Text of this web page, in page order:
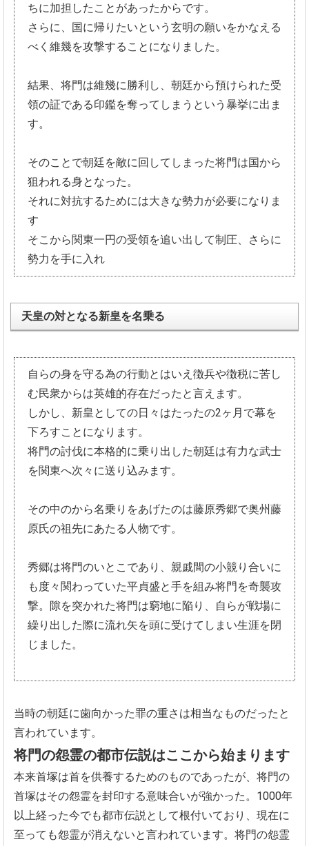
ちに加担したこ とがあったからです。
さらに、 国に帰りたいという玄明の願いをかなえる
べく維幾を攻撃すること になりました。
結果、将門は維幾に勝利し、 朝廷から預けられた受
領の証である印鑑を奪ってしまうという暴挙に出ま
す。
そのことで朝廷を敵に回してしまった将門は国から
狙われる身となった。
それに対抗するためには大きな勢力が必要になりま
す
そこから関東一円の受領を追い出して制圧、さらに
勢力を手に入れ
天皇の対となる新皇を名乗る
自らの身を守る為の行動とはいえ徴兵や徴税に苦し
む民衆からは英雄的存在だったと言えます。
しかし、 新皇としての日々はたったの2ヶ月で幕を
下ろすことになります。
将門の討伐に本格的に乗り出した朝廷は有力な武士
を関東へ次々に送り込みます。
その中のから名乗りをあげたのは藤原秀郷で奥州藤
原氏の祖先にあたる人物です。
秀郷は将門のいとこであり、 親戚間の小競り合いに
も度々関わっていた平貞盛と手を組み将門を奇襲攻
撃。隙を突かれた将門は窮地に陥り、
自らが戦場に
繰り出した際に流れ矢を頭に受けてしまい生涯を閉
じ ました。
当時の朝廷に歯向かった罪の重さは相当なものだったと
言われています。
将門の怨霊の都市伝説はここから始まります
本来首塚は首を供養するためのものであったが、 将門の
首塚はその怨霊を封印する意味合いが強かった。1000年
以上経った今でも都市伝説として根付いており、 現在に
至っても怨霊が消えないと言われています。将門の怨霊